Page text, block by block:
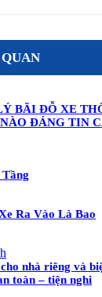
BÃI ĐỖ XE
ĐÁNG TIN
Ra Vào Là Bao
nhà riêng và
toàn – tiện nghi